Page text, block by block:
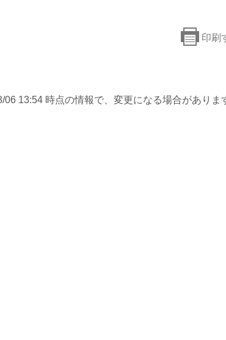
印刷
13:54 時点の情報で、変更になる場合がありま